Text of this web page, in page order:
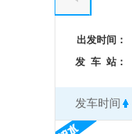
出发时间：
发 车 站：
发车时间